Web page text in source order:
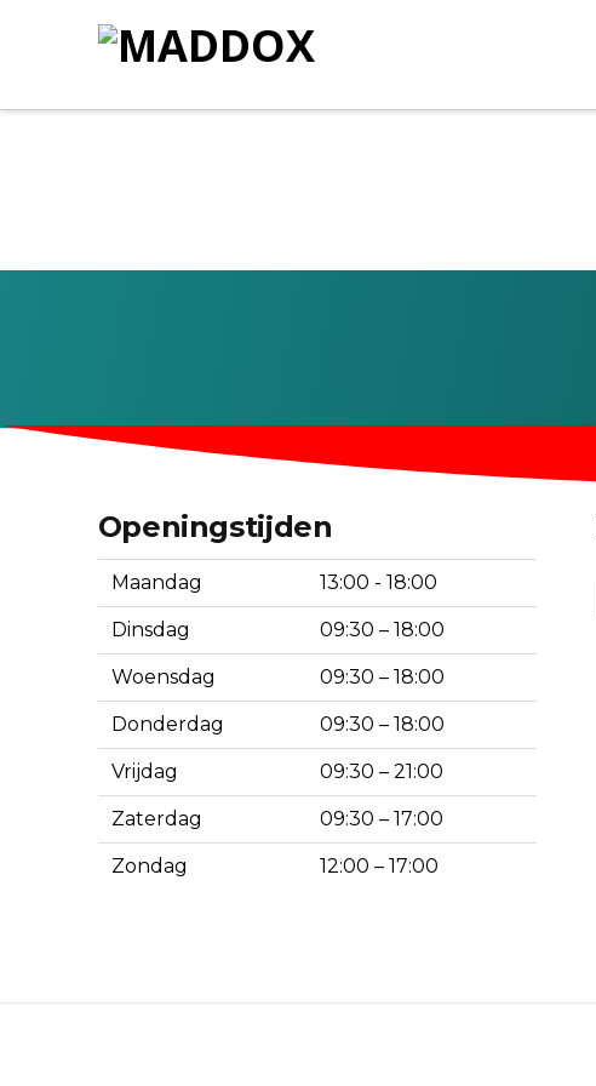
Openingstijden
Maandag 13:00 - 18:00
Dinsdag 09:30 – 18:00
Woensdag 09:30 – 18:00
Donderdag 09:30 – 18:00
Vrijdag 09:30 – 21:00
Zaterdag 09:30 – 17:00
Zondag 12:00 – 17:00